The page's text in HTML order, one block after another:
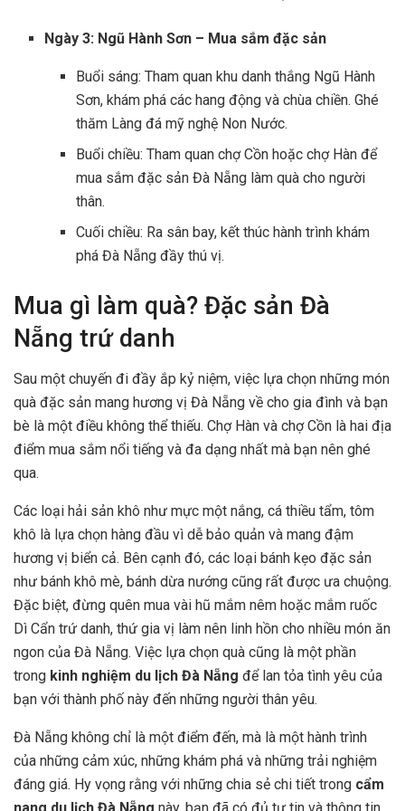
Ngày 3: Ngũ Hành Sơn – Mua sắm đặc sản
Buổi sáng: Tham quan khu danh thắng Ngũ Hành
Sơn, khám phá các hang động và chùa chiền. Ghé
thăm Làng đá mỹ nghệ Non Nước.
Buổi chiều: Tham quan chợ Cồn hoặc chợ Hàn để
mua sắm đặc sản Đà Nẵng làm quà cho người
thân.
Cuối chiều: Ra sân bay, kết thúc hành trình khám
phá Đà Nẵng đầy thú vị.
Mua gì làm quà? Đặc sản Đà
Nẵng trứ danh
Sau một chuyến đi đầy ắp kỷ niệm, việc lựa chọn những món
quà đặc sản mang hương vị Đà Nẵng về cho gia đình và bạn
bè là một điều không thể thiếu. Chợ Hàn và chợ Cồn là hai địa
điểm mua sắm nổi tiếng và đa dạng nhất mà bạn nên ghé
qua.
Các loại hải sản khô như mực một nắng, cá thiều tẩm, tôm
khô là lựa chọn hàng đầu vì dễ bảo quản và mang đậm
hương vị biển cả. Bên cạnh đó, các loại bánh kẹo đặc sản
như bánh khô mè, bánh dừa nướng cũng rất được ưa chuộng.
Đặc biệt, đừng quên mua vài hũ mắm nêm hoặc mắm ruốc
Dì Cẩn trứ danh, thứ gia vị làm nên linh hồn cho nhiều món ăn
ngon của Đà Nẵng. Việc lựa chọn quà cũng là một phần
trong kinh nghiệm du lịch Đà Nẵng để lan tỏa tình yêu của
bạn với thành phố này đến những người thân yêu.
Đà Nẵng không chỉ là một điểm đến, mà là một hành trình
của những cảm xúc, những khám phá và những trải nghiệm
đáng giá. Hy vọng rằng với những chia sẻ chi tiết trong cẩm